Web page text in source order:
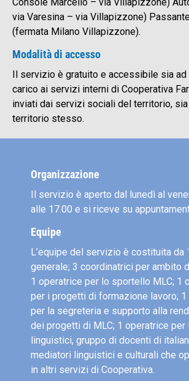
via Varesina – via Villapizzone)
(fermata Milano Villapizzone).
Modalità di accesso
Il servizio è gratuito e accessibile sia ad
carico ai servizi interni di Cooperativa
inviati dai servizi sociali del territorio,
territorio stesso.
Organizzazione
Il servizio è aperto dal lunedì al
alle 17.00 e si riceve su
Equipe
L’equipe del servizio è costituita da
generale; 3 coordinatrici per ambito
1 operatrice per lo sportello MLC; 1
per i progetti di formazione lavoro; 1
per la segreteria e supporto alla
dei progetti di MLC; 1 operatrice per
linguistici, gruppo di docenti di
mediatori linguistici e culturali che
in altri servizi di Cooperativa.